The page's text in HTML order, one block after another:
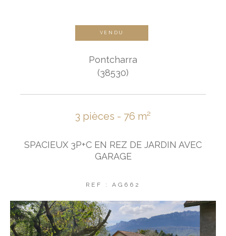
VENDU
Pontcharra
(38530)
3 pièces - 76 m²
SPACIEUX 3P+C EN REZ DE JARDIN AVEC
GARAGE
REF : AG662